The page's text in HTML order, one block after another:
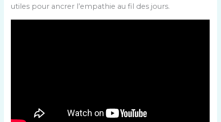
utiles pour ancrer l’empathie au fil des jours.